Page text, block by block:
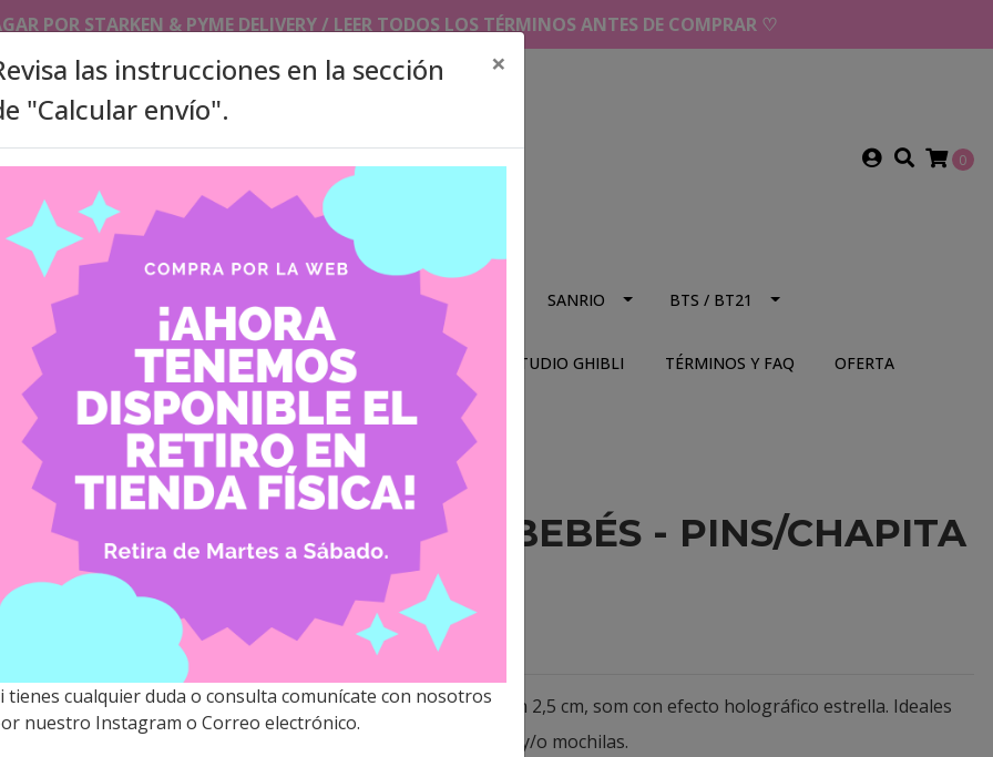
POR STARKEN & PYME DELIVERY / LEER TODOS LOS TÉRMINOS ANTES DE COMPRAR ♡
0
SLEEVES/TOPLOADERS PHOTOCARDS HOLDER/ KEYCHAINS SANRIO BTS / BT21
ITA BAGS ACCESORIOS PRODUCTOS A PEDIDO STUDIO GHIBLI TÉRMINOS Y FAQ OFERTA
STRAY KIDS BEBÉS - PINS/CHAPITA
(SKZOO)
$1.200 CLP
DescripciónLas chapitas miden 2,5 cm, som con efecto holográfico estrella. Ideales
para decorar totebags, bolsos y/o mochilas.
las instrucciones en la sección
"Calcular envío".
×
tienes cualquier duda o consulta comunícate con nosotros
nuestro Instagram o Correo electrónico.